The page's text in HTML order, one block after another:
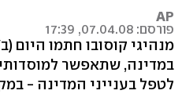
AP
פורסם: 07.04.08, 17:39
מנהיגי קוסובו חתמו
במדינה, שתאפשר
לטפל בענייני המדינה -